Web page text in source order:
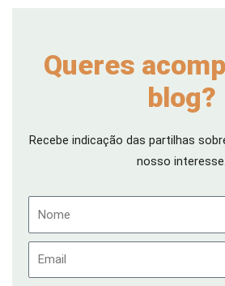
Queres
blog?
Recebe indicação das partilhas
nosso interesse.